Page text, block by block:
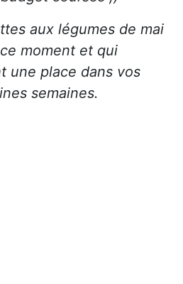
aux légumes de mai
moment et qui
une place dans vos
semaines.